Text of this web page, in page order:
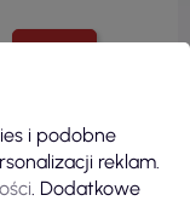
ZOBACZ
z kategorii
i podobne
reklam.
. Dodatkowe